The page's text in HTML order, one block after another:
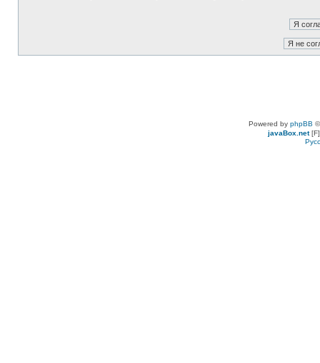
Powered by phpBB
javaBox.net